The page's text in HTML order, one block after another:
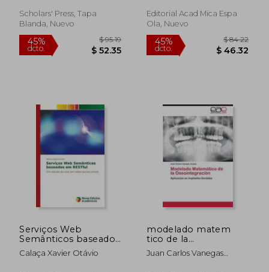
Scholars' Press, Tapa
Blanda, Nuevo
Editorial Acad Mica Espa
Ola, Nuevo
Serviços Web
Semânticos baseados
em RESTful
Calaça Xavier Otávio
modelado matem
tico de la
oseointegraci n
Juan Carlos Vanegas